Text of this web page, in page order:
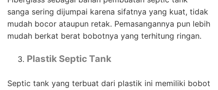
sanga sering dijumpai karena sifatnya yang kuat, tidak
mudah bocor ataupun retak. Pemasangannya pun lebih
mudah berkat berat bobotnya yang terhitung ringan.
Plastik Septic Tank
Septic tank yang terbuat dari plastik ini memiliki bobot